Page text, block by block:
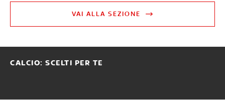
VAI ALLA SEZIONE
CALCIO: SCELTI PER TE